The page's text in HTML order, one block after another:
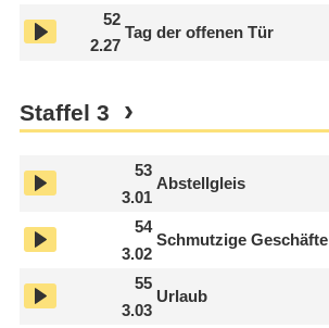
52
2.27
Tag der offenen Tür
Staffel 3
53
3.01
Abstellgleis
54
3.02
Schmutzige Geschäfte
55
3.03
Urlaub